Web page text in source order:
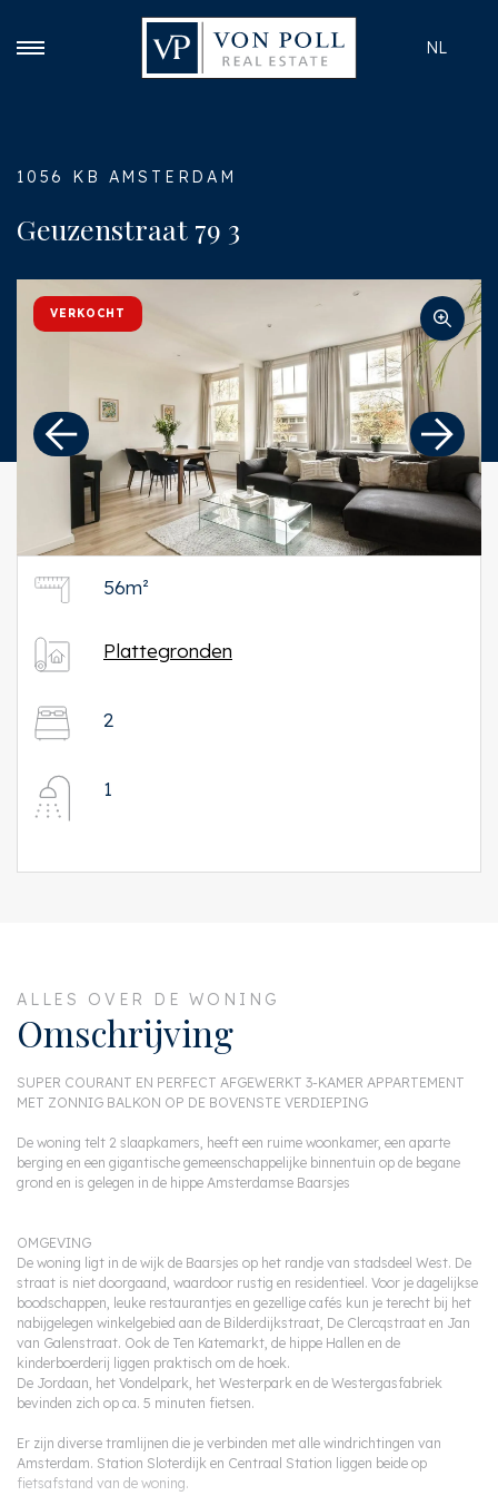
NL
1056 KB AMSTERDAM
Geuzenstraat 79 3
VERKOCHT
56m²
Plattegronden
2
1
ALLES OVER DE WONING
Omschrijving
SUPER COURANT EN PERFECT AFGEWERKT 3-KAMER APPARTEMENT
MET ZONNIG BALKON OP DE BOVENSTE VERDIEPING
De woning telt 2 slaapkamers, heeft een ruime woonkamer, een aparte
berging en een gigantische gemeenschappelijke binnentuin op de begane
grond en is gelegen in de hippe Amsterdamse Baarsjes
OMGEVING
De woning ligt in de wijk de Baarsjes op het randje van stadsdeel West. De
straat is niet doorgaand, waardoor rustig en residentieel. Voor je dagelijkse
boodschappen, leuke restaurantjes en gezellige cafés kun je terecht bij het
nabijgelegen winkelgebied aan de Bilderdijkstraat, De Clercqstraat en Jan
van Galenstraat. Ook de Ten Katemarkt, de hippe Hallen en de
kinderboerderij liggen praktisch om de hoek.
De Jordaan, het Vondelpark, het Westerpark en de Westergasfabriek
bevinden zich op ca. 5 minuten fietsen.
Er zijn diverse tramlijnen die je verbinden met alle windrichtingen van
Amsterdam. Station Sloterdijk en Centraal Station liggen beide op
fietsafstand van de woning.